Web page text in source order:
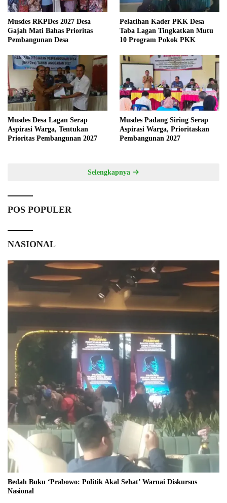
Musdes RKPDes 2027 Desa
Gajah Mati Bahas Prioritas
Pembangunan Desa
Pelatihan Kader PKK Desa
Taba Lagan Tingkatkan Mutu
10 Program Pokok PKK
Musdes Desa Lagan Serap
Aspirasi Warga, Tentukan
Prioritas Pembangunan 2027
Musdes Padang Siring Serap
Aspirasi Warga, Prioritaskan
Pembangunan 2027
Selengkapnya
POS POPULER
NASIONAL
Bedah Buku ‘Prabowo: Politik Akal Sehat’ Warnai Diskursus
Nasional